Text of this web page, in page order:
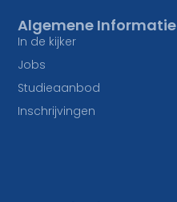
Algemene Informatie
In de kijker
Jobs
Studieaanbod
Inschrijvingen